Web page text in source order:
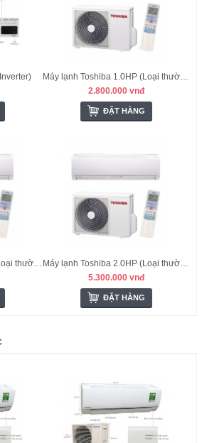
Máy lạnh Toshiba 1.0HP (Loại thường) - Thái Lan
2.800.000 vnđ
ĐẶT HÀNG
Máy lạnh Toshiba 1.5HP (Loại thường) - Thái Lan
Máy lạnh Toshiba 2.0HP (Loại thường) - Thái Lan
5.300.000 vnđ
ĐẶT HÀNG